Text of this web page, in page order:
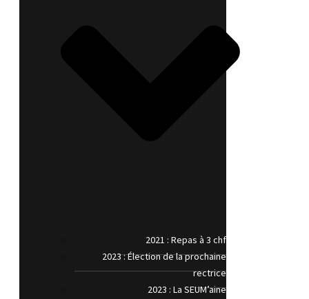
2021 : Repas à 3 chf
2023 : Élection de la prochaine
rectrice
2023 : La SEUM’aine